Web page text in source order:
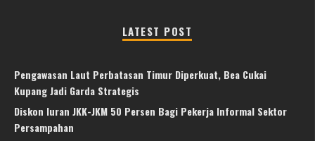
LATEST POST
Pengawasan Laut Perbatasan Timur Diperkuat, Bea Cukai
Kupang Jadi Garda Strategis
Diskon Iuran JKK-JKM 50 Persen Bagi Pekerja Informal Sektor
Persampahan